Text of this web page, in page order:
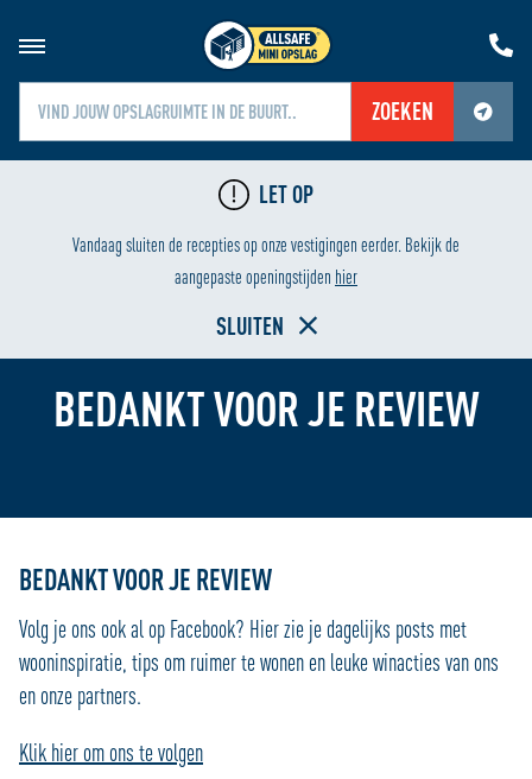
ZOEKEN
Jouw locatiediensten zijn uitgeschakeld.
Schakel jouw locatiediensten in om deze functie te gebruiken.
LET OP
Vandaag sluiten de recepties op onze vestigingen eerder. Bekijk de
aangepaste openingstijden hier
SLUITEN
LAAGSTE PRIJS
Home
BEDANKT VOOR JE REVIEW
BEDANKT VOOR JE REVIEW
Volg je ons ook al op Facebook? Hier zie je dagelijks posts met
wooninspiratie, tips om ruimer te wonen en leuke winacties van ons
en onze partners.
Klik hier om ons te volgen